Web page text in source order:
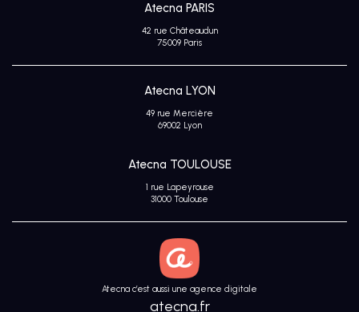
Atecna PARIS
42 rue Châteaudun
75009 Paris
Atecna LYON
49 rue Mercière
69002 Lyon
Atecna TOULOUSE
1 rue Lapeyrouse
31000 Toulouse
Atecna c’est aussi une agence digitale
atecna.fr